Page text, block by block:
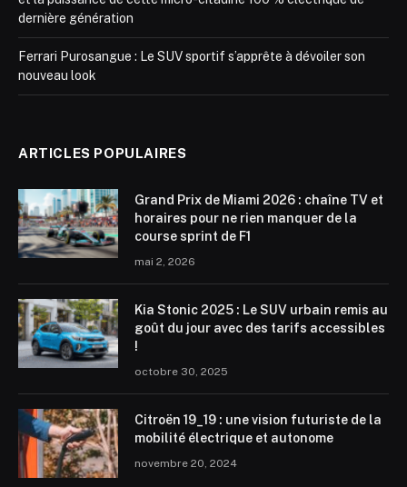
dernière génération
Ferrari Purosangue : Le SUV sportif s’apprête à dévoiler son
nouveau look
ARTICLES POPULAIRES
Grand Prix de Miami 2026 : chaîne TV et
horaires pour ne rien manquer de la
course sprint de F1
mai 2, 2026
Kia Stonic 2025 : Le SUV urbain remis au
goût du jour avec des tarifs accessibles
!
octobre 30, 2025
Citroën 19_19 : une vision futuriste de la
mobilité électrique et autonome
novembre 20, 2024